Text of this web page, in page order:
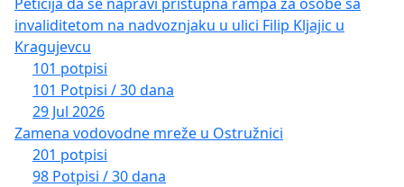
invaliditetom na nadvoznjaku u ulici Filip Kljajic u
Kragujevcu
101 potpisi
101 Potpisi / 30 dana
29 Jul 2026
Zamena vodovodne mreže u Ostružnici
201 potpisi
98 Potpisi / 30 dana